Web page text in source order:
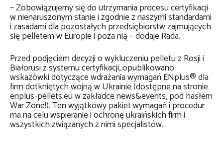
– Zobowiązujemy się do utrzymania procesu certyfikacji
w nienaruszonym stanie i zgodnie z naszymi standardami
i zasadami dla pozostałych przedsiębiorstw zajmujących
się pelletem w Europie i poza nią – dodaje Rada.
Przed podjęciem decyzji o wykluczeniu pelletu z Rosji i
Białorusi z systemu certyfikacji, opublikowano
wskazówki dotyczące wdrażania wymagań ENplus® dla
firm dotkniętych wojną w Ukrainie (dostępne na stronie
enplus-pellets.eu w zakładce news&events, pod hasłem
War Zone!). Ten wyjątkowy pakiet wymagań i procedur
ma na celu wspieranie i ochronę ukraińskich firm i
wszystkich związanych z nimi specjalistów.